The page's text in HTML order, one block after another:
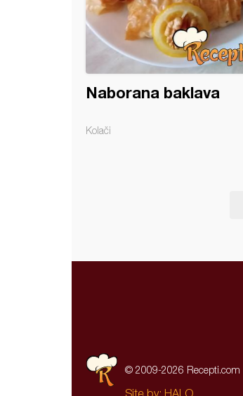
Naborana baklava
Kolači
© 2009-2026 Recepti.com |
Site by: HALO